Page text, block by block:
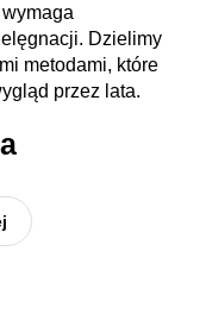
Dzielimy
metodami, które
przez lata.